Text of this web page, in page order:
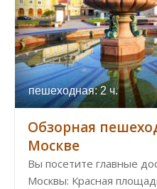
пешеходная: 2 ч.
Обзорная
Москве
Вы посетите главные
Москвы: Красная